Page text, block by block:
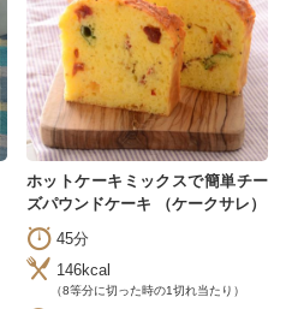
ホットケーキミックスで簡単チー
ズパウンドケーキ （ケークサレ）
45分
146kcal
（8等分に切った時の1切れ当たり）